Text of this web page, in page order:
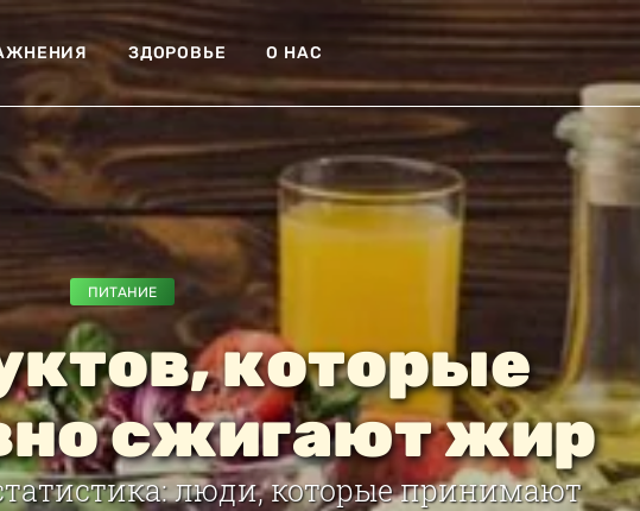
ЗДОРОВЬЕ О НАС
ПИТАНИЕ
которые
сжигают жир
люди, которые принимают